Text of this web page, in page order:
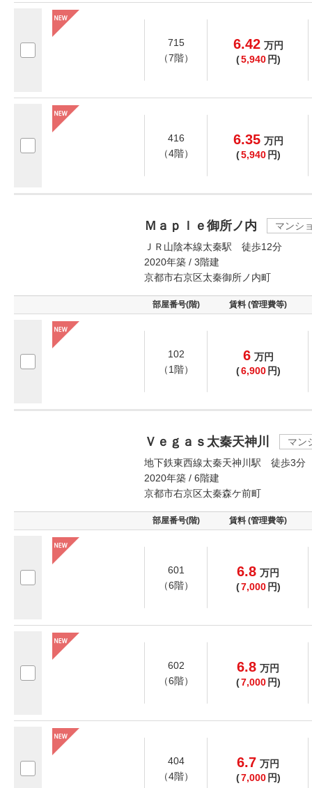
715
（7階）
6.42 万円
(5,940 円)
416
（4階）
6.35 万円
(5,940 円)
Ｍａｐｌｅ御所ノ内
マンシ
ＪＲ山陰本線太秦駅 徒歩12分
2020年築 / 3階建
京都市右京区太秦御所ノ内町
部屋番号(階) 賃料 (管理費等)
102
（1階）
6 万円
(6,900 円)
Ｖｅｇａｓ太秦天神川
マン
地下鉄東西線太秦天神川駅 徒歩3分
2020年築 / 6階建
京都市右京区太秦森ケ前町
部屋番号(階) 賃料 (管理費等)
601
（6階）
6.8 万円
(7,000 円)
602
（6階）
6.8 万円
(7,000 円)
404
（4階）
6.7 万円
(7,000 円)